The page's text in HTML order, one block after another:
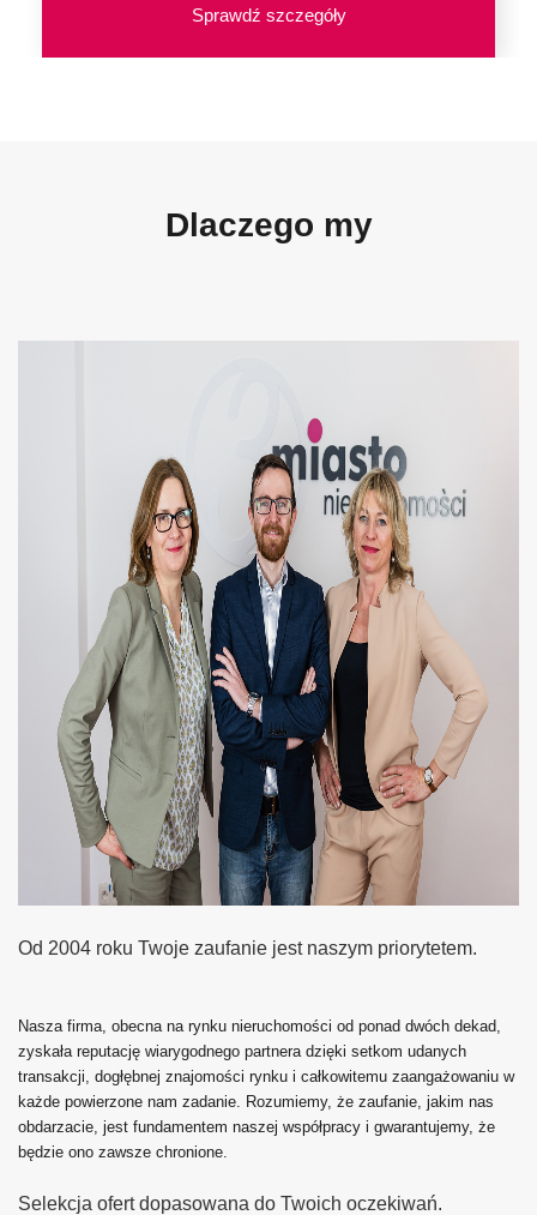
Sprawdź szczegóły
Dlaczego my
Od 2004 roku Twoje zaufanie jest naszym priorytetem.
Nasza firma, obecna na rynku nieruchomości od ponad dwóch dekad,
zyskała reputację wiarygodnego partnera dzięki setkom udanych
transakcji, dogłębnej znajomości rynku i całkowitemu zaangażowaniu w
każde powierzone nam zadanie. Rozumiemy, że zaufanie, jakim nas
obdarzacie, jest fundamentem naszej współpracy i gwarantujemy, że
będzie ono zawsze chronione.
Selekcja ofert dopasowana do Twoich oczekiwań.